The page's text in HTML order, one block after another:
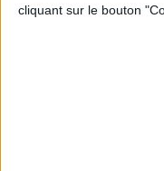
cliquant sur le bouton
SUMMER